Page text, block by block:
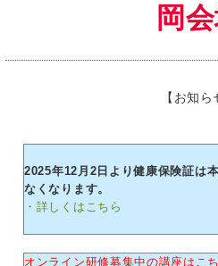
岡
【お知ら
2025年12月2日より健康保険証は
なくなります。
・詳しくはこちら
オンライン研修募集中の講座はこ